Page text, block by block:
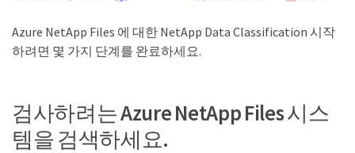
Azure NetApp Files 에 대한 NetApp Data Classification 시작
하려면 몇 가지 단계를 완료하세요.
검사하려는 Azure NetApp Files 시스
템을 검색하세요.